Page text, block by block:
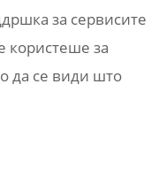
за сервисите
користеше за
да се види што